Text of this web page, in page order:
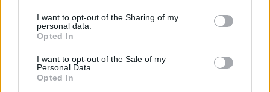
not limited to your visit or usage behaviour. You may click to
grant or deny consent to Google and its third-party tags to
use your data for below specified purposes in below Google
consent section.
I want to opt-out of the Sharing of my
personal data.
Opted In
I want to opt-out of the Sale of my
Personal Data.
Opted In